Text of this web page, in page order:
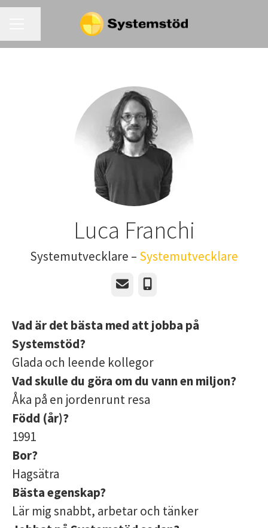
Luca Franchi
Systemutvecklare – Systemutvecklare
E-post Telefon
Vad är det bästa med att jobba på
Systemstöd?
Glada och leende kollegor
Vad skulle du göra om du vann en miljon?
Åka på en jordenrunt resa
Född (år)?
1991
Bor?
Hagsätra
Bästa egenskap?
Lär mig snabbt, arbetar och tänker